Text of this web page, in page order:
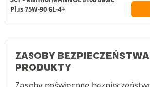
Plus 75W-90 GL-4+
ZASOBY
PRODUKTY
Zasoby poświęcone